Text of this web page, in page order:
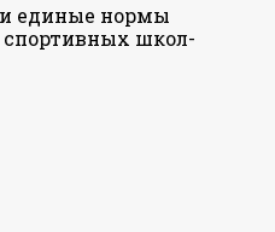
единые нормы
школ-